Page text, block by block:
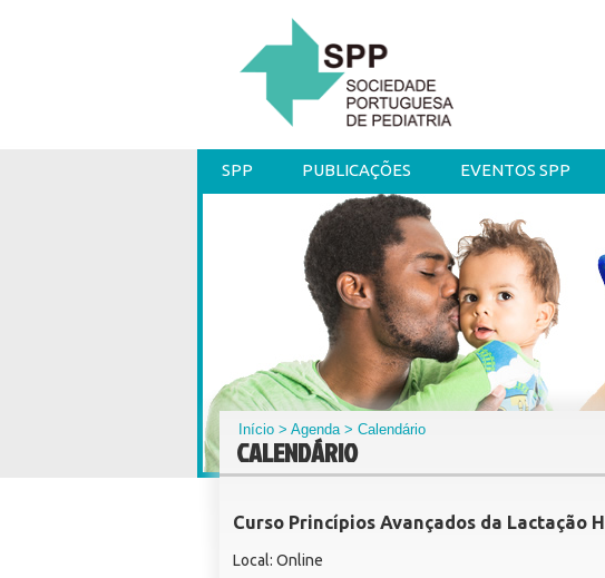
SPP PUBLICAÇÕES EVENTOS SPP
Início >Agenda> Calendário
CALENDÁRIO
Curso Princípios Avançados da Lactação
Local: Online